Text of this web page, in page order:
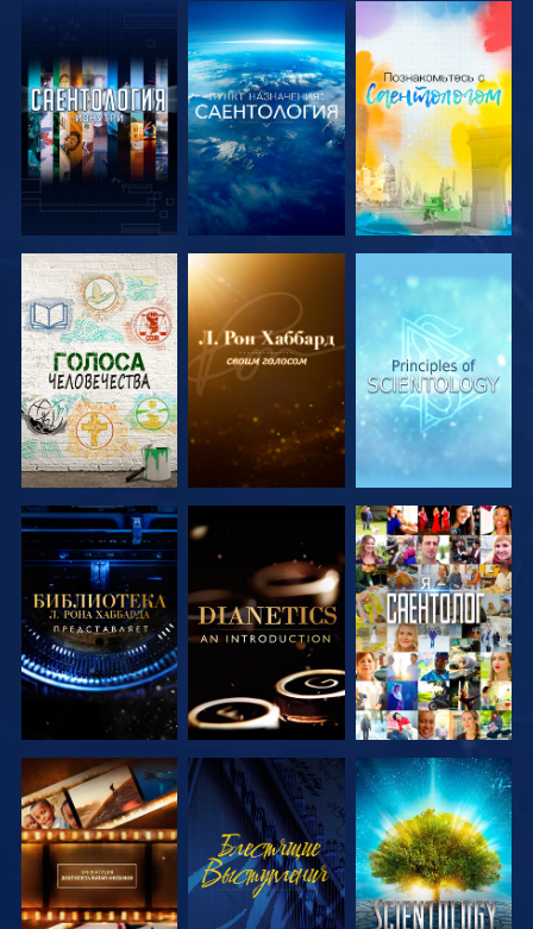
СМОТРЕТЬ
ПЕРЕДАЧИ
СМОТРЕТЬ
ПЕРЕДАЧИ
СМОТРЕТЬ
ПЕРЕДАЧИ
СМОТРЕТЬ
ПЕРЕДАЧИ
СМОТРЕТЬ
ПЕРЕДАЧИ
СМОТРЕТЬ
СМОТРЕТЬ
ПЕРЕДАЧИ
СМОТРЕТЬ
СМОТРЕТЬ
ПЕРЕДАЧИ